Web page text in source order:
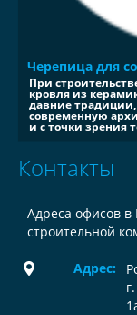
Черепица для
При
кровля из
давние традиции,
современную
и с точки зрения
Контакты
Адреса офисов
строительной
Адрес: